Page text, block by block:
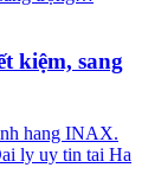
kiệm, sang
hang INAX.
ly uy tin tai Ha